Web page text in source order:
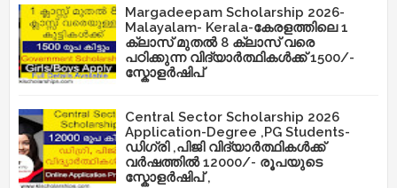
Margadeepam Scholarship 2026-
Malayalam- Kerala-കേരളത്തിലെ 1
ക്ലാസ് മുതൽ 8 ക്ലാസ് വരെ
പഠിക്കുന്ന വിദ്യാർത്ഥികൾക്ക് 1500/-
സ്കോളർഷിപ്
Central Sector Scholarship 2026
Application-Degree ,PG Students-
ഡിഗ്രി ,പിജി വിദ്യാർത്ഥികൾക്ക്
വർഷത്തിൽ 12000/- രൂപയുടെ
സ്കോളർഷിപ് ,